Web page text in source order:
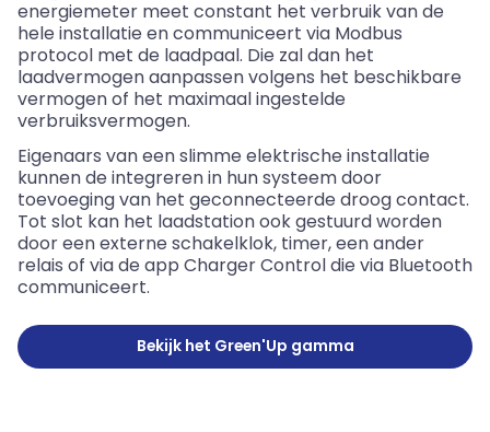
energiemeter meet constant het verbruik van de
hele installatie en communiceert via Modbus
protocol met de laadpaal. Die zal dan het
laadvermogen aanpassen volgens het beschikbare
vermogen of het maximaal ingestelde
verbruiksvermogen.
Eigenaars van een slimme elektrische installatie
kunnen de integreren in hun systeem door
toevoeging van het geconnecteerde droog contact.
Tot slot kan het laadstation ook gestuurd worden
door een externe schakelklok, timer, een ander
relais of via de app ChargerControl die via Bluetooth
communiceert.
Bekijk het Green'Up gamma